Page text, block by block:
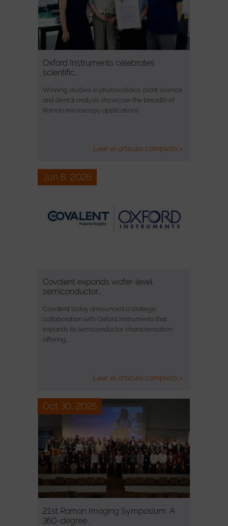
Oxford Instruments celebrates
scientific…
Winning studies in photovoltaics, plant science
and dental analysis showcase the breadth of
Raman microscopy applications
Leer el artículo completo >
Jun 8, 2026
Covalent expands wafer-level
semiconductor…
Covalent today announced a strategic
collaboration with Oxford Instruments that
expands its semiconductor characterisation
offering…
Leer el artículo completo >
Oct 30, 2025
21st Raman Imaging Symposium: A
360-degree…